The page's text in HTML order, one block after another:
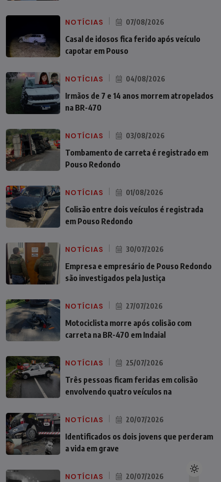
NOTÍCIAS 07/08/2026
Casal de idosos fica ferido após veículo
capotar em Pouso
NOTÍCIAS 04/08/2026
Irmãos de 7 e 14 anos morrem atropelados
na BR-470
NOTÍCIAS 03/08/2026
Tombamento de carreta é registrado em
Pouso Redondo
NOTÍCIAS 01/08/2026
Colisão entre dois veículos é registrada
em Pouso Redondo
NOTÍCIAS 30/07/2026
Empresa e empresário de Pouso Redondo
são investigados pela Justiça
NOTÍCIAS 27/07/2026
Motociclista morre após colisão com
carreta na BR-470 em Indaial
NOTÍCIAS 25/07/2026
Três pessoas ficam feridas em colisão
envolvendo quatro veículos na
NOTÍCIAS 20/07/2026
Identificados os dois jovens que perderam
a vida em grave
NOTÍCIAS 20/07/2026